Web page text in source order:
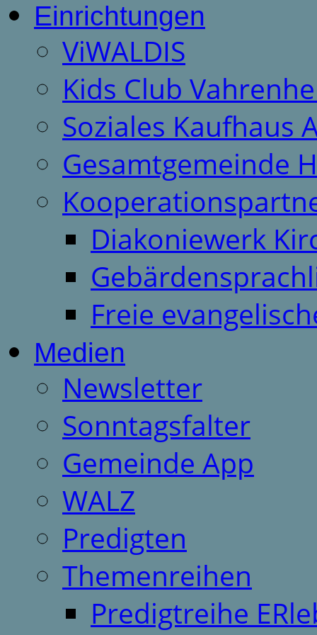
Einrichtungen
ViWALDIS
Kids Club
Soziales Kaufhaus
Gesamtgemeinde
Diakoniewerk
Freie
Medien
Newsletter
Sonntagsfalter
Gemeinde App
WALZ
Predigten
Themenreihen
Predigtreihe